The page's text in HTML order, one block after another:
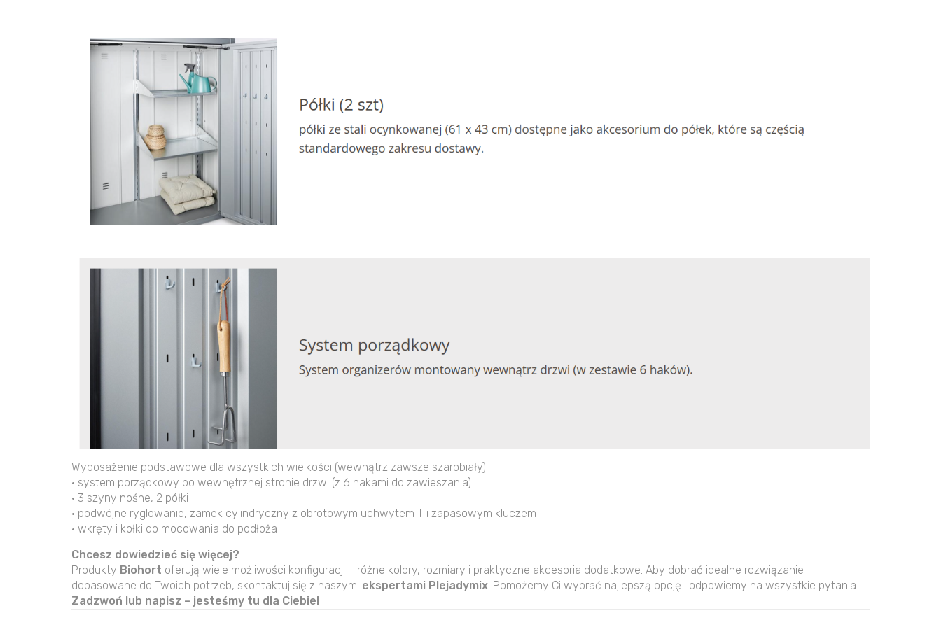
Wyposażenie podstawowe dla wszystkich wielkości (wewnątrz zawsze szarobiały)
• system porządkowy po wewnętrznej stronie drzwi (z 6 hakami do zawieszania)
• 3 szyny nośne, 2 półki
• podwójne ryglowanie, zamek cylindryczny z obrotowym uchwytem T i zapasowym kluczem
• wkręty i kołki do mocowania do podłoża
Chcesz dowiedzieć się więcej?
Produkty Biohort oferują wiele możliwości konfiguracji – różne kolory, rozmiary i praktyczne akcesoria dodatkowe. Aby dobrać idealne rozwiązanie
dopasowane do Twoich potrzeb, skontaktuj się z naszymi ekspertami Plejadymix . Pomożemy Ci wybrać najlepszą opcję i odpowiemy na wszystkie pytania.
Zadzwoń lub napisz – jesteśmy tu dla Ciebie!